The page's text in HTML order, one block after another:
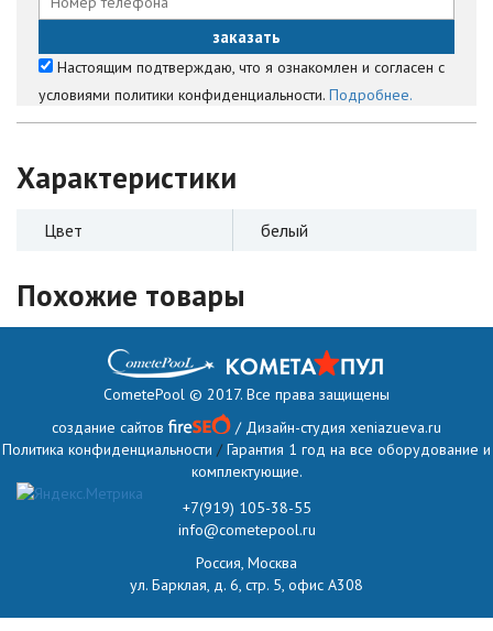
Настоящим подтверждаю, что я ознакомлен и согласен с
условиями политики конфиденциальности. Подробнее.
Характеристики
Цвет белый
Похожие товары
CometePool © 2017. Все права защищены
создание сайтов
/ Дизайн-студия xeniazueva.ru
Политика конфиденциальности / Гарантия 1 год на все оборудование и
комплектующие.
+7(919) 105-38-55
info@cometepool.ru
Россия, Москва
ул. Барклая, д. 6, стр. 5, офис А308